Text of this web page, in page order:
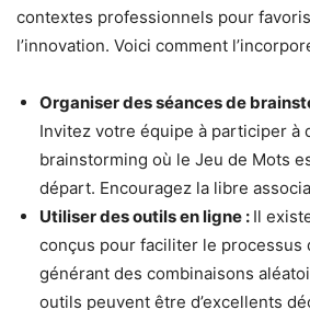
contextes professionnels pour
l’innovation. Voici comment
Organiser des séances de
Invitez votre équipe à participer à
brainstorming où le Jeu de Mots
départ. Encouragez la libre
Utiliser des outils en ligne : Il
conçus pour faciliter le processus
générant des combinaisons
outils peuvent être d’excellents